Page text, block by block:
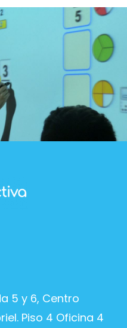
5 y 6, Centro
Piso 4 Oficina 4